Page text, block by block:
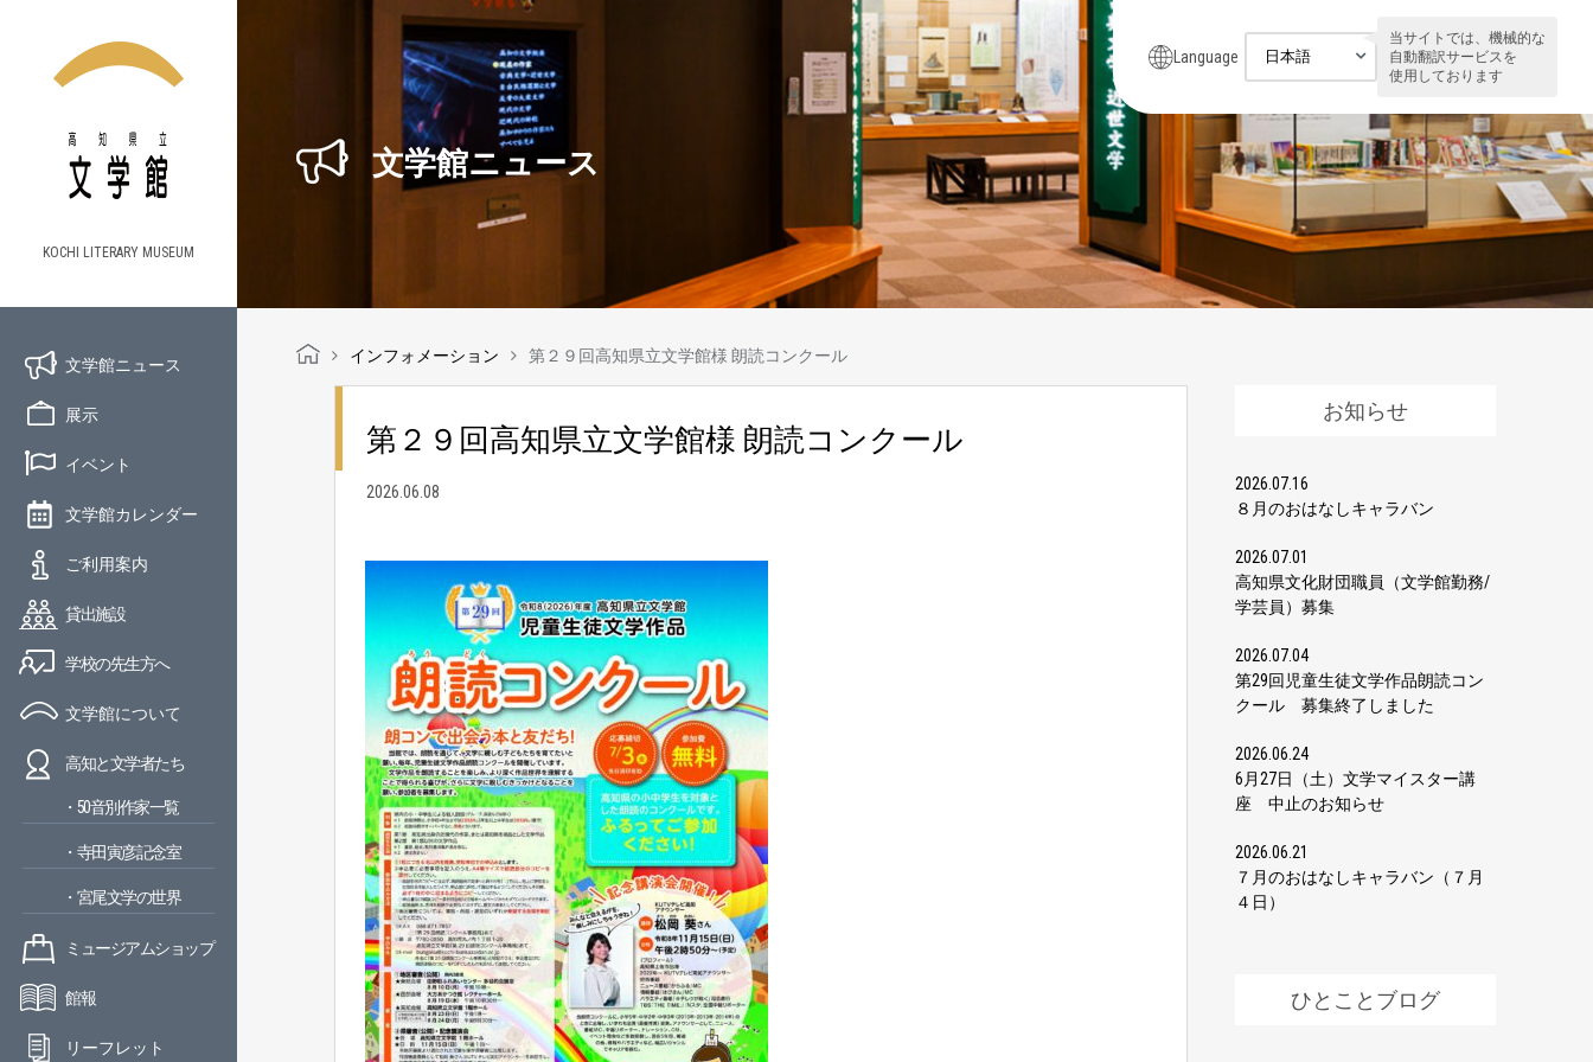
KOCHI LITERARY MUSEUM
文学館ニュース
展示
イベント
文学館カレンダー
ご利用案内
貸出施設
学校の先生方へ
文学館について
高知と文学者たち
・50音別作家一覧
・寺田寅彦記念室
・宮尾文学の世界
ミュージアムショップ
館報
リーフレット
Language
当サイトでは、機械的な
自動翻訳サービスを
使用しております
文学館ニュース
インフォメーション 第２９回高知県立文学館様 朗読コンクール
第２９回高知県立文学館様 朗読コンクール
2026.06.08
お知らせ
2026.07.16
８月のおはなしキャラバン
2026.07.01
高知県文化財団職員（文学館勤務/
学芸員）募集
2026.07.04
第29回児童生徒文学作品朗読コン
クール 募集終了しました
2026.06.24
6月27日（土）文学マイスター講
座 中止のお知らせ
2026.06.21
７月のおはなしキャラバン（７月
４日）
ひとことブログ